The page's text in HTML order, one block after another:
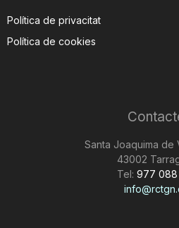
Política de privacitat
Política de cookies
Santa Joaquima de
43002
Tel: 977 088